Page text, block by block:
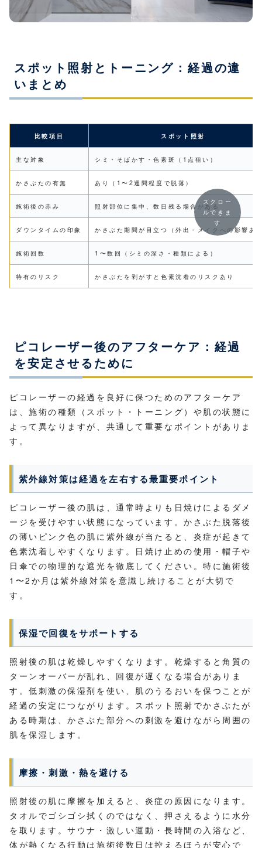
スポット照射とトーニング：経過の違
いまとめ
比較項目 スポット照射
主な対象 シミ・そばかす・色素斑（1点狙い）
かさぶたの有無 あり（1〜2週間程度で脱落）
施術後の赤み 照射部位に集中、数日残る場合がある
ダウンタイムの印象 かさぶた期間が目立つ（外出・メイクへの影響あ
施術回数 1〜数回（シミの深さ・種類による）
特有のリスク かさぶたを剥がすと色素沈着のリスクあり
スクロー
ルできま
す
ピコレーザー後のアフターケア：経過
を安定させるために
ピコレーザーの経過を良好に保つためのアフターケア
は、施術の種類（スポット・トーニング）や肌の状態に
よって異なりますが、共通して重要なポイントがありま
す。
紫外線対策は経過を左右する最重要ポイント
ピコレーザー後の肌は、通常時よりも日焼けによるダメ
ージを受けやすい状態になっています。かさぶた脱落後
の薄いピンク色の肌に紫外線が当たると、炎症が起きて
色素沈着しやすくなります。日焼け止めの使用・帽子や
日傘での物理的な遮光を徹底してください。特に施術後
1〜2か月は紫外線対策を意識し続けることが大切で
す。
保湿で回復をサポートする
照射後の肌は乾燥しやすくなります。乾燥すると角質の
ターンオーバーが乱れ、回復が遅くなる場合がありま
す。低刺激の保湿剤を使い、肌のうるおいを保つことが
経過の安定につながります。スポット照射でかさぶたが
ある時期は、かさぶた部分への刺激を避けながら周囲の
肌を保湿します。
摩擦・刺激・熱を避ける
照射後の肌に摩擦を加えると、炎症の原因になります。
タオルでゴシゴシ拭くのではなく、押さえるように水分
を取ります。サウナ・激しい運動・長時間の入浴など、
体が熱くなる行動は施術後数日は控えるほうが安心で